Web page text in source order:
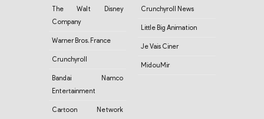
The Walt Disney
Company
Warner Bros. France
Crunchyroll
Bandai Namco
Entertainment
Cartoon Network
Crunchyroll News
Little Big Animation
Je Vais Ciner
MidouMir